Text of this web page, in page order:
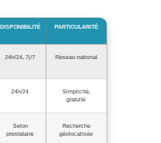
DISPONIBILITÉ PARTICULARITÉ
24h/24, 7j/7 Réseau national
24h/24
Simplicité,
gratuité
Selon
prestataire
Recherche
géolocalisée